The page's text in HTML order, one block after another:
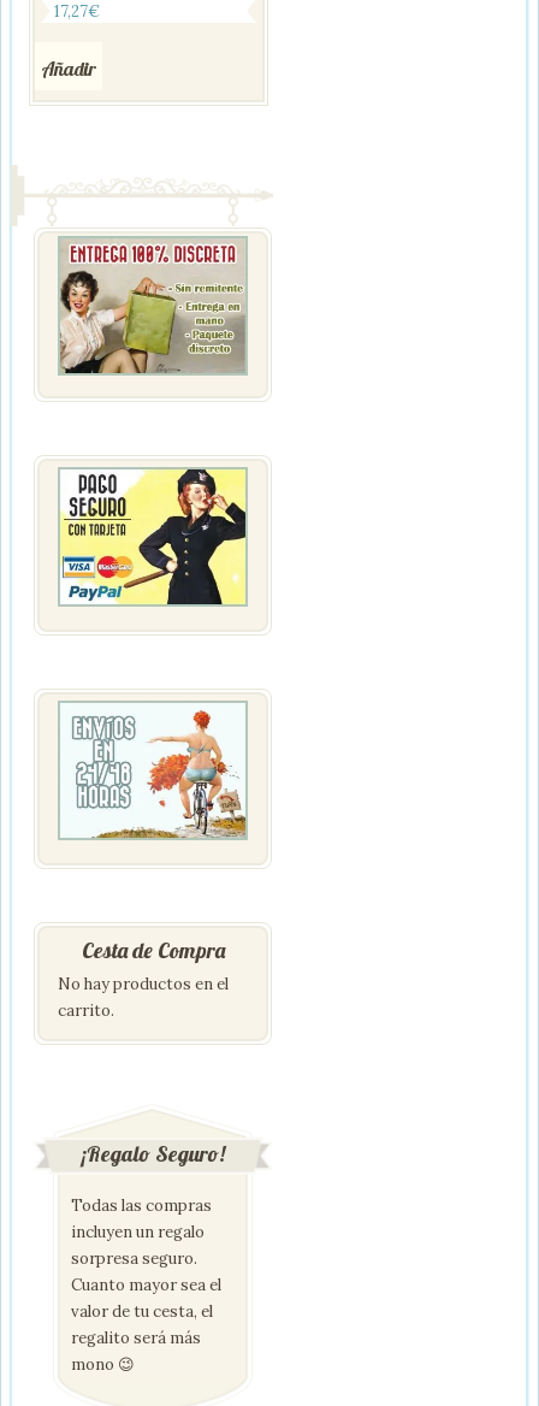
17,27€
Añadir
Cesta de Compra
No hay productos en el
carrito.
¡Regalo Seguro!
Todas las compras
incluyen un regalo
sorpresa seguro.
Cuanto mayor sea el
valor de tu cesta, el
regalito será más
mono 😉